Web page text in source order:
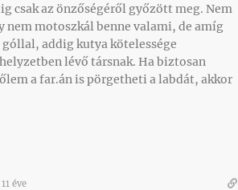
csak az önzőségéről győzött meg. Nem
nem motoszkál benne valami, de amíg
addig kutya kötelessége
lévő társnak. Ha biztosan
a far.án is pörgetheti a labdát, akkor
11 éve